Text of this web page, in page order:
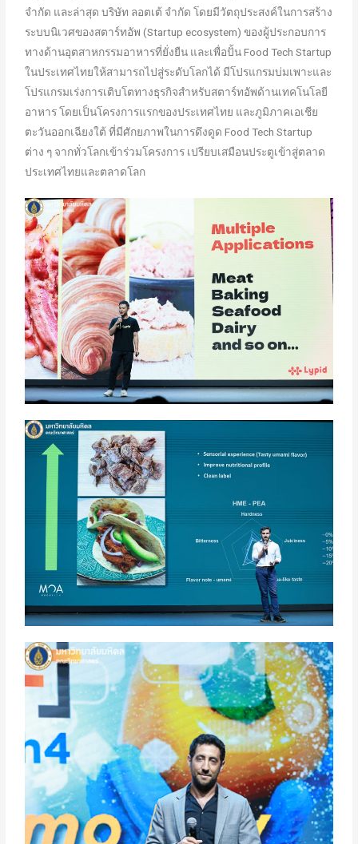
จำกัด และล่าสุด บริษัท ลอตเต้ จำกัด โดยมีวัตถุประสงค์ในการสร้าง
ระบบนิเวศของสตาร์ทอัพ (Startup ecosystem) ของผู้ประกอบการ
ทางด้านอุตสาหกรรมอาหารที่ยั่งยืน และเพื่อปั้น Food Tech Startup
ในประเทศไทยให้สามารถไปสู่ระดับโลกได้ มีโปรแกรมบ่มเพาะและ
โปรแกรมเร่งการเติบโตทางธุรกิจสำหรับสตาร์ทอัพด้านเทคโนโลยี
อาหาร โดยเป็นโครงการแรกของประเทศไทย และภูมิภาคเอเชีย
ตะวันออกเฉียงใต้ ที่มีศักยภาพในการดึงดูด Food Tech Startup
ต่าง ๆ จากทั่วโลกเข้าร่วมโครงการ เปรียบเสมือนประตูเข้าสู่ตลาด
ประเทศไทยและตลาดโลก